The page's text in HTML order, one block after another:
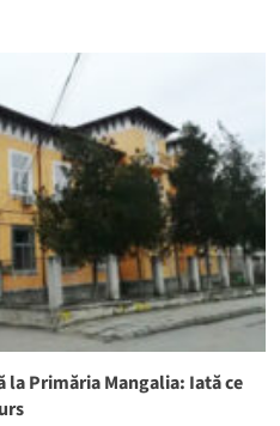
la Primăria Mangalia: Iată ce